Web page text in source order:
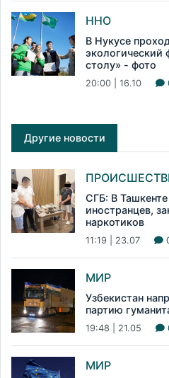
ННО
В Нукусе
экологический
столу» - фото
20:00 | 16.10
Другие новости
СГБ: В
иностранцев,
наркотиков
11:19 | 23.07
МИР
Узбекистан
партию
19:48 | 21.05
МИР